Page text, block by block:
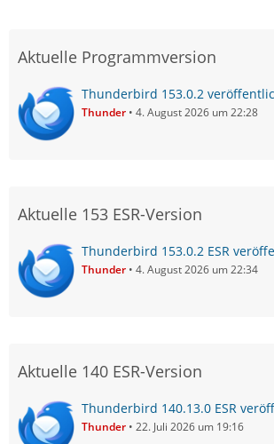
Aktuelle Programmversion
Thunderbird 153.0.2
Thunder 4. August 2026 um 22:28
Aktuelle 153 ESR-Version
Thunderbird 153.0.2 ESR
Thunder 4. August 2026 um 22:34
Aktuelle 140 ESR-Version
Thunderbird 140.13.0 ESR
Thunder 22. Juli 2026 um 19:16